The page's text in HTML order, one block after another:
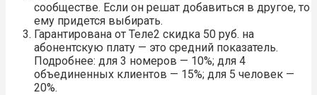
сообществе. Если он решат добавиться в другое, то
ему придется выбирать.
Гарантирована от Теле2 скидка 50 руб. на
абонентскую плату — это средний показатель.
Подробнее: для 3 номеров — 10%; для 4
объединенных клиентов — 15%; для 5 человек —
20%.